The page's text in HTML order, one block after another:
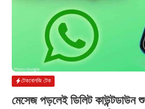
টেকনোলজি টেক
মেসেজ পড়লেই ডিলিট